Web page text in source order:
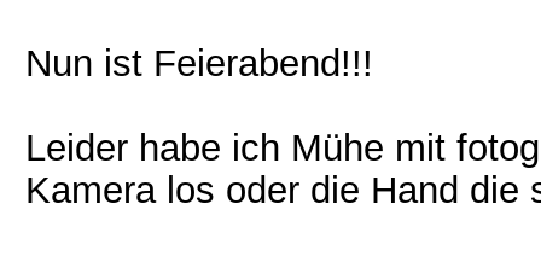
Nun ist Feierabend!!!
Leider habe ich Mühe mit
Kamera los oder die Hand die